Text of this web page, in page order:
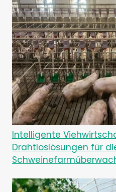
Intelligente
Drahtloslösungen für